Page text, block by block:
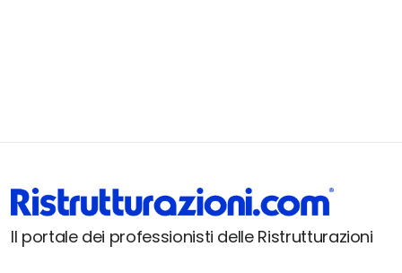
Il portale dei professionisti delle Ristrutturazioni